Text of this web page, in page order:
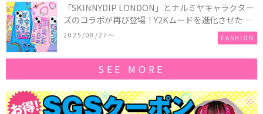
「SKINNYDIP LONDON」とナルミヤキャラクター
ズのコラボが再び登場！Y2Kムードを進化させた新
作コレクションを発売♪
2025/08/27〜 FASHION
SEE MORE